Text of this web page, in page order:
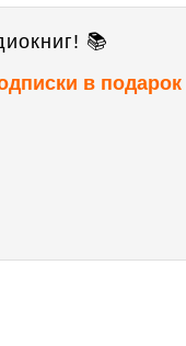
📚
в подарок